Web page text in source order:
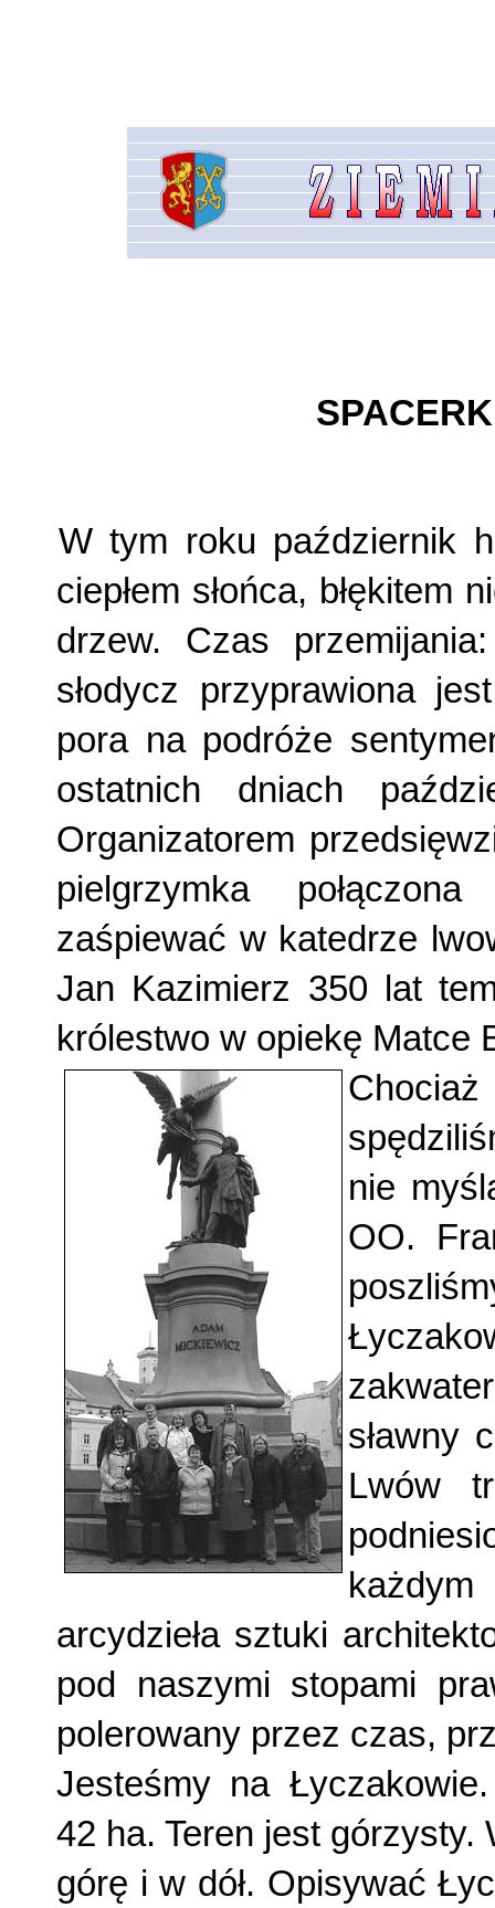
W tym roku październik
ciepłem słoń­ca, błękitem
drzew. Czas
słodycz przyprawiona
pora na podróże
ostat­nich dniach
Organizatorem
pielgrzymka
zaśpiewać w katedrze
Jan Kazimierz 350 lat
królestwo w opiekę Mat­ce
nie
OO.
sławny
Lwów
arcydzieła sztuki
pod naszymi stopami
polerowany przez czas,
Jesteśmy na
42 ha. Teren jest
górę i w dół. Opisywać